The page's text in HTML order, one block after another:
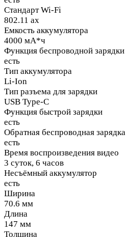
Стандарт Wi-Fi
802.11 ax
Емкость аккумулятора
4000 мА*ч
Функция беспроводной зарядки
есть
Тип аккумулятора
Li-Ion
Тип разъема для зарядки
USB Type-C
Функция быстрой зарядки
есть
Обратная беспроводная зарядка
есть
Время воспроизведения видео
3 суток, 6 часов
Несъёмный аккумулятор
есть
Ширина
70.6 мм
Длина
147 мм
Толщина